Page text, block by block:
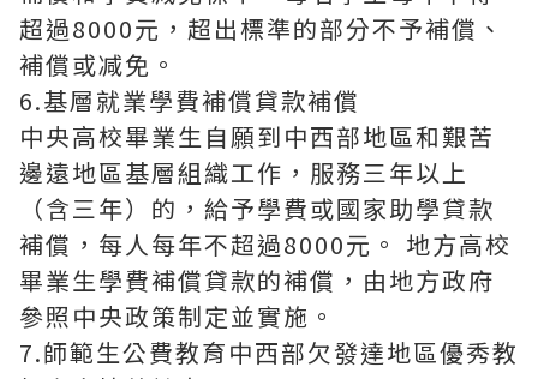
超過8000元，超出標準的部分不予補償、
補償或减免。
6.基層就業學費補償貸款補償
中央高校畢業生自願到中西部地區和艱苦
邊遠地區基層組織工作，服務三年以上
（含三年）的，給予學費或國家助學貸款
補償，每人每年不超過8000元。 地方高校
畢業生學費補償貸款的補償，由地方政府
參照中央政策制定並實施。
7.師範生公費教育中西部欠發達地區優秀教